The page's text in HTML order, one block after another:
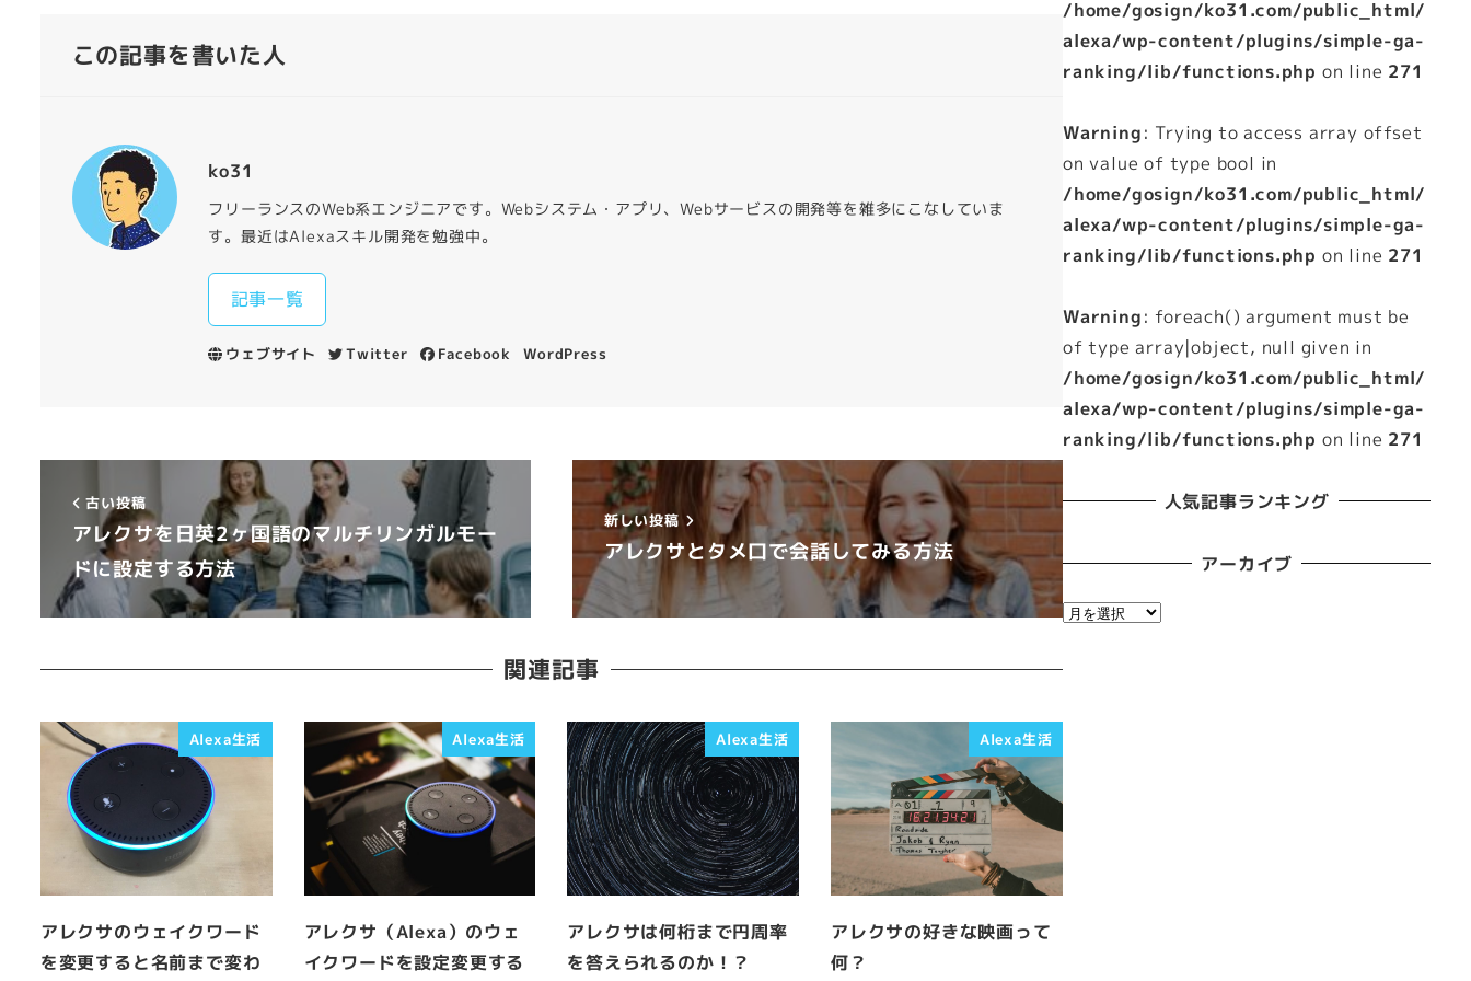
この記事を書いた人
ko31
フリーランスのWeb系エンジニアです。Webシステム・アプリ、Webサービスの開発等を雑多にこなしていま
す。最近はAlexaスキル開発を勉強中。
記事一覧
ウェブサイト Twitter Facebook WordPress
古い投稿
アレクサを日英2ヶ国語のマルチリンガルモー
ドに設定する方法
新しい投稿
アレクサとタメ口で会話してみる方法
関連記事
Alexa生活
アレクサのウェイクワード
を変更すると名前まで変わ
Alexa生活
アレクサ（Alexa）のウェ
イクワードを設定変更する
Alexa生活
アレクサは何桁まで円周率
を答えられるのか！？
Alexa生活
アレクサの好きな映画って
何？
/home/gosign/ko31.com/public_html/
alexa/wp-content/plugins/simple-ga-
ranking/lib/functions.php on line 271
Warning: Trying to access array offset
on value of type bool in
/home/gosign/ko31.com/public_html/
alexa/wp-content/plugins/simple-ga-
ranking/lib/functions.php on line 271
Warning: foreach() argument must be
of type array|object, null given in
/home/gosign/ko31.com/public_html/
alexa/wp-content/plugins/simple-ga-
ranking/lib/functions.php on line 271
人気記事ランキング
アーカイブ
ア
カ
ブ